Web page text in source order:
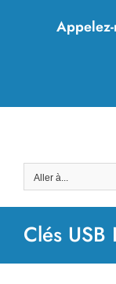
Aller à...
Clés USB